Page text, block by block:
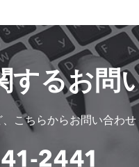
するお問
こちらからお問い合わせ